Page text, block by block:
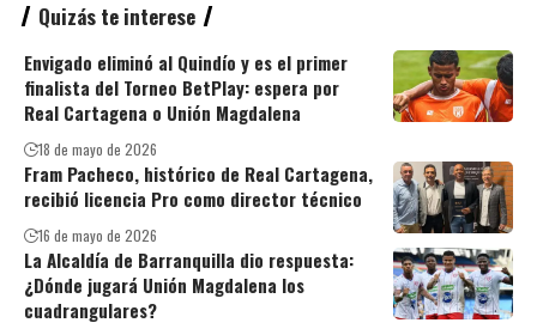
Quizás te interese
Envigado eliminó al Quindío y es el primer
finalista del Torneo BetPlay: espera por
Real Cartagena o Unión Magdalena
18 de mayo de 2026
Fram Pacheco, histórico de Real Cartagena,
recibió licencia Pro como director técnico
16 de mayo de 2026
La Alcaldía de Barranquilla dio respuesta:
¿Dónde jugará Unión Magdalena los
cuadrangulares?